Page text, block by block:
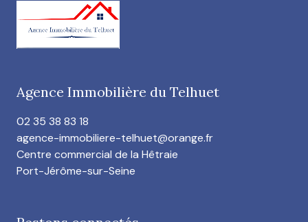
Agence Immobilière du Telhuet
02 35 38 83 18
agence-immobiliere-telhuet@orange.fr
Centre commercial de la Hêtraie
Port-Jérôme-sur-Seine